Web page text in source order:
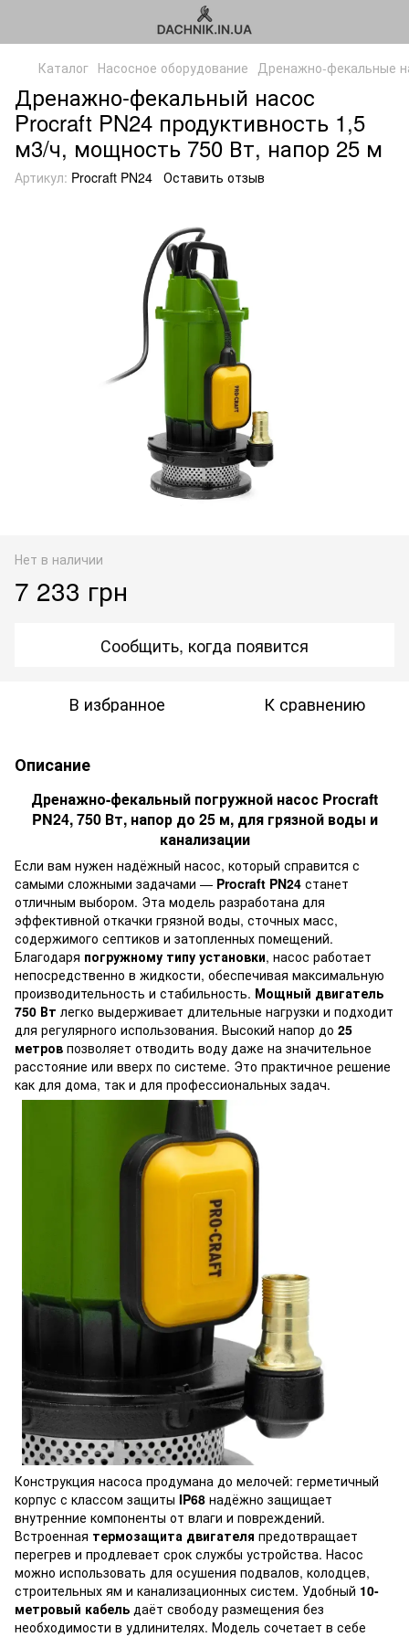
Каталог Насосное оборудование Дренажно-фекальные
Дренажно-фекальный насос
Procraft PN24 продуктивность 1,5
м3/ч, мощность 750 Вт, напор 25 м
Артикул: Procraft PN24 Оставить отзыв
Нет в наличии
7 233 грн
Сообщить, когда появится
В избранное К сравнению
Описание
Дренажно-фекальный погружной насос Procraft
PN24, 750 Вт, напор до 25 м, для грязной воды и
канализации
Если вам нужен надёжный насос, который справится с
самыми сложными задачами — Procraft PN24 станет
отличным выбором. Эта модель разработана для
эффективной откачки грязной воды, сточных масс,
содержимого септиков и затопленных помещений.
Благодаря погружному типу установки, насос работает
непосредственно в жидкости, обеспечивая максимальную
производительность и стабильность. Мощный двигатель
750 Вт легко выдерживает длительные нагрузки и подходит
для регулярного использования. Высокий напор до 25
метров позволяет отводить воду даже на значительное
расстояние или вверх по системе. Это практичное решение
как для дома, так и для профессиональных задач.
Конструкция насоса продумана до мелочей: герметичный
корпус с классом защиты IP68 надёжно защищает
внутренние компоненты от влаги и повреждений.
Встроенная термозащита двигателя предотвращает
перегрев и продлевает срок службы устройства. Насос
можно использовать для осушения подвалов, колодцев,
строительных ям и канализационных систем. Удобный 10-
метровый кабель даёт свободу размещения без
необходимости в удлинителях. Модель сочетает в себе